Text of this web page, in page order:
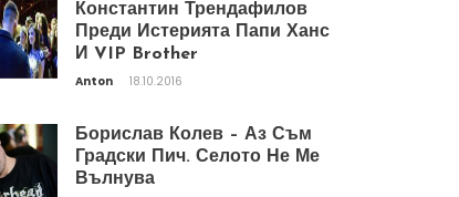
Константин Трендафилов
Преди Истерията Папи Ханс
И VIP Brother
Anton 18.10.2016
Борислав Колев – Аз Съм
Градски Пич. Селото Не Ме
Вълнува